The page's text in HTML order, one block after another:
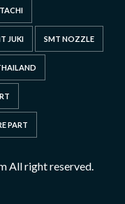
JUKI SMT NOZZLE
PART
All right reserved.